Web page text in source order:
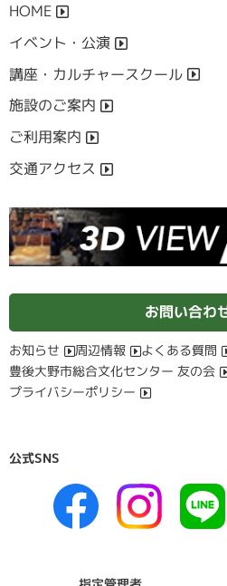
HOME
イベント・公演
講座・カルチャースクール
施設のご案内
ご利用案内
交通アクセス
お問い合わ
お知らせ 周辺情報 よくある質問
豊後大野市総合文化センター 友の会
プライバシーポリシー
公式SNS